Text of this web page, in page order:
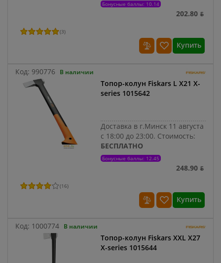
Бонусные баллы: 10.14
202.80 ƃ
(3)
Купить
Код: 990776 В наличии
Топор-колун Fiskars L X21 X-
series 1015642
Доставка в г.Минск 11 августа
с 18:00 до 23:00. Стоимость:
БЕСПЛАТНО
Бонусные баллы: 12.45
248.90 ƃ
(16)
Купить
Код: 1000774 В наличии
Топор-колун Fiskars XXL X27
X-series 1015644